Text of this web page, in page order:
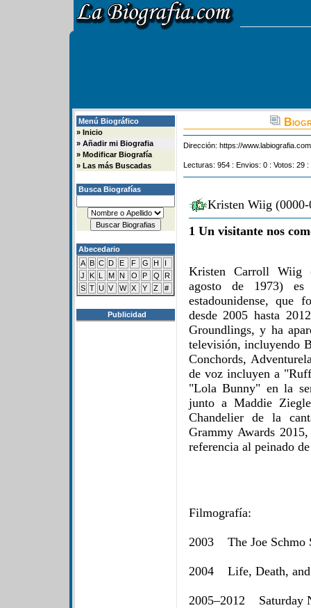
Menú Biográfico
» Inicio
» Añadir mi Biografia
» Modificar Biografía
» Las más Buscadas
Busca Biografías
Abecedario
A B C D E F G H
I
J
K L M N O P Q
R
S T U V W X Y Z #
Publicidad
Dirección: https://
Lecturas: 954 : Envios: 0 : Votos: 29
Kristen Wiig
1 Un visitante nos
Kristen Carroll Wiig
agosto de 1973)
estadounidense, que
desde 2005 hasta
Groundlings, y ha
televisión, incluyendo
Conchords,
de voz incluyen a
"Lola Bunny" en la
junto a Maddie
Chandelier de la
Grammy Awards
referencia al peinado
Filmografía:
2003 The Joe Schmo
2004 Life, Death,
2005–2012 Saturday